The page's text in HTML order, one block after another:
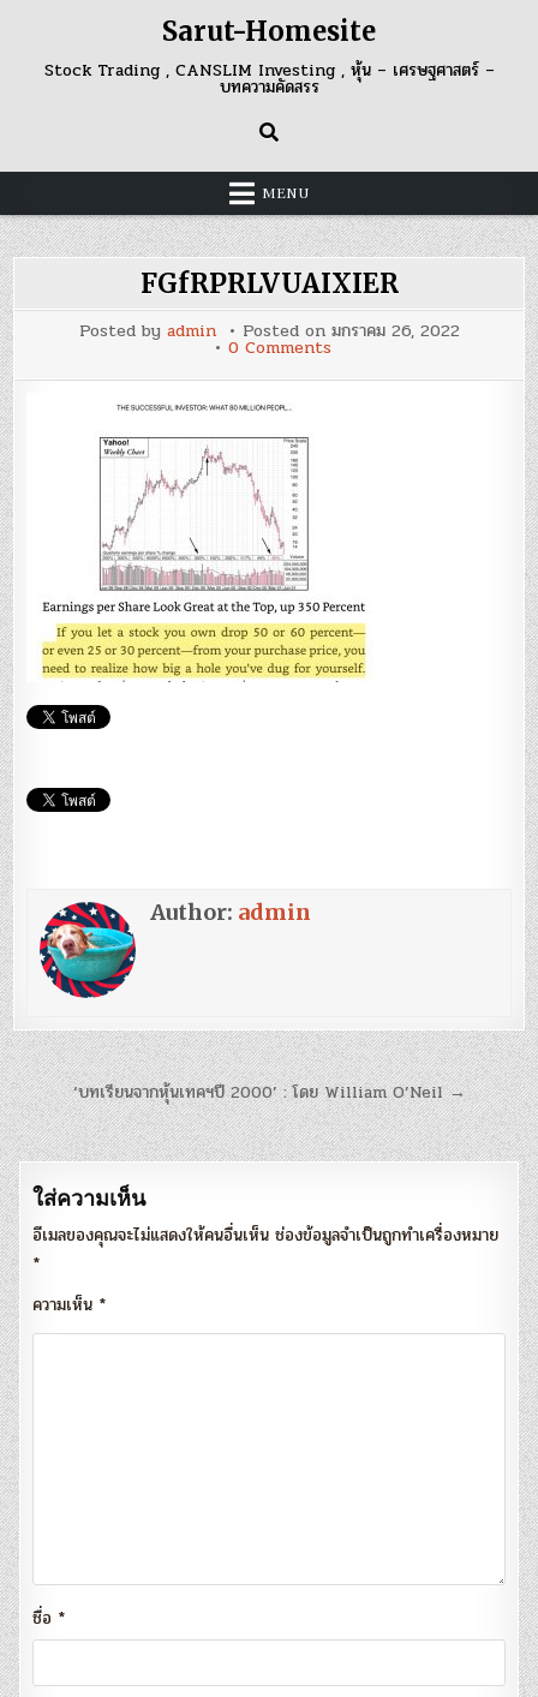
content
Sarut-Homesite
Stock Trading , CANSLIM Investing , หุ้น – เศรษฐศาสตร์ –
บทความคัดสรร
MENU
FGfRPRLVUAIXIER
Posted by admin Posted on มกราคม 26, 2022
0 Commentson
Author: admin
แนะแนว
เรื่อง
‘บทเรียนจากหุ้นเทคฯปี 2000’ : โดย William O’Neil →
ใส่ความเห็น
อีเมลของคุณจะไม่แสดงให้คนอื่นเห็น ช่องข้อมูลจำเป็นถูกทำเครื่องหมาย
*
ความเห็น *
ชื่อ *